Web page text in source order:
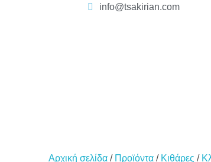
info@tsakirian.com
Αρχική σελίδα / Προϊόντα / Κιθάρες /